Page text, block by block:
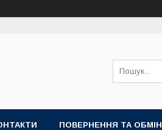
ПОВЕРНЕННЯ ТА ОБМІН